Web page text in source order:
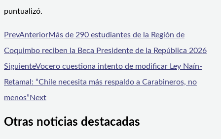
puntualizó.
PrevAnteriorMás de 290 estudiantes de la Región de
Coquimbo reciben la Beca Presidente de la República 2026
SiguienteVocero cuestiona intento de modificar Ley Naín-
Retamal: “Chile necesita más respaldo a Carabineros, no
menos”Next
Otras noticias destacadas